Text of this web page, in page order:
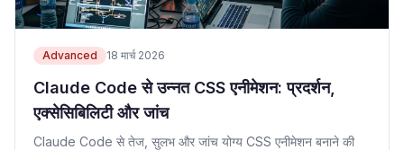
Advanced 18 मार्च 2026
Claude Code से उन्नत CSS एनीमेशन: प्रदर्शन,
एक्सेसिबिलिटी और जांच
Claude Code से तेज, सुलभ और जांच योग्य CSS एनीमेशन बनाने की